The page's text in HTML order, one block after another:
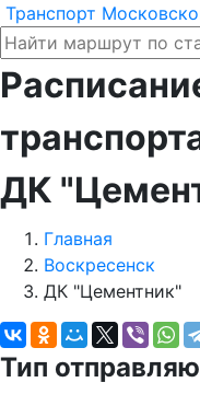
Транспорт
ДК
Главная
Воскресенск
ДК "Цементник"
Тип